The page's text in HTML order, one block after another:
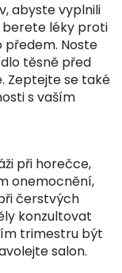
abyste vyplnili
berete léky proti
Noste
těsně před
Zeptejte se také
s vaším
při horečce,
onemocnění,
čerstvých
konzultovat
trimestru být
salon.